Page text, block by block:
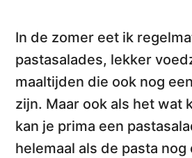
In de zomer eet ik
pastasalades, lekker
maaltijden die ook nog
zijn. Maar ook als het wat
kan je prima een
helemaal als de pasta nog